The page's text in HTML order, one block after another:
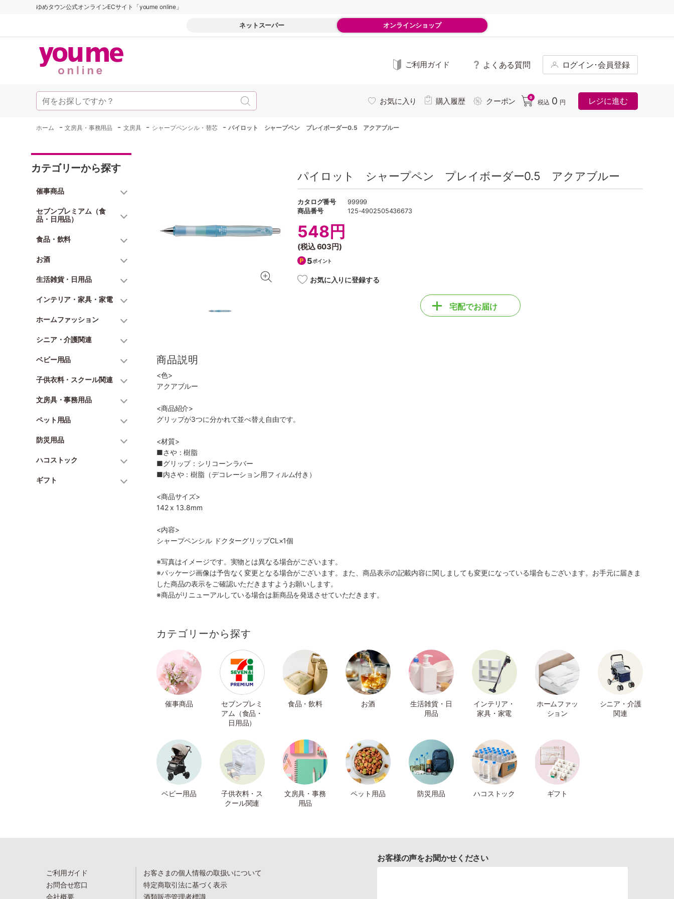
ゆめタウン公式オンラインECサイト「youme online」
ネットスーパー オンラインショップ
ご利用ガイド よくある質問 ログイン･会員登録
お気に入り 購入履歴 クーポン 0
税込 0 円 レジに進む
ホーム -文房具・事務用品 - 文房具 - シャープペンシル・替芯 -パイロット シャープペン プレイボーダー0.5 アクアブルー
カテゴリーから探す
催事商品
セブンプレミアム（食
品・日用品）
食品・飲料
お酒
生活雑貨・日用品
インテリア・家具・家電
ホームファッション
シニア・介護関連
ベビー用品
子供衣料・スクール関連
文房具・事務用品
ペット用品
防災用品
ハコストック
ギフト
パイロット シャープペン プレイボーダー0.5 アクアブルー
カタログ番号
99999
商品番号
125-4902505436673
548円
(税込603円)
5ポイント
お気に入りに登録する
宅配でお届け
商品説明
<色>
アクアブルー
<商品紹介>
グリップが3つに分かれて並べ替え自由です。
<材質>
■さや：樹脂
■グリップ：シリコーンラバー
■内さや：樹脂（デコレーション用フィルム付き）
<商品サイズ>
142 x 13.8mm
<内容>
シャープペンシル ドクターグリップCL×1個
※写真はイメージです。実物とは異なる場合がございます。
※パッケージ画像は予告なく変更となる場合がございます。また、商品表示の記載内容に関しましても変更になっている場合もございます。お手元に届きま
した商品の表示をご確認いただきますようお願いします。
※商品がリニューアルしている場合は新商品を発送させていただきます。
カテゴリーから探す
催事商品
セブンプレミ
アム（食品・
日用品）
食品・飲料 お酒
生活雑貨・日
用品
インテリア・
家具・家電
ホームファッ
ション
シニア・介護
関連
ベビー用品
子供衣料・ス
クール関連
文房具・事務
用品
ペット用品 防災用品 ハコストック ギフト
ご利用ガイド
お問合せ窓口
会社概要
お客さまの個人情報の取扱いについて
特定商取引法に基づく表示
酒類販売管理者標識
お客様の声をお聞かせください